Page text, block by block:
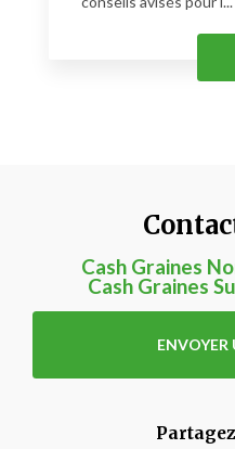
Cash Graines
Cash Graines
ENVOYER